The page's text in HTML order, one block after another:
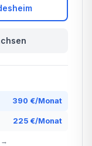
390 €/Monat
225 €/Monat
→